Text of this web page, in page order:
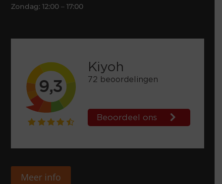
Zondag: 12:00 – 17:00
Meer info